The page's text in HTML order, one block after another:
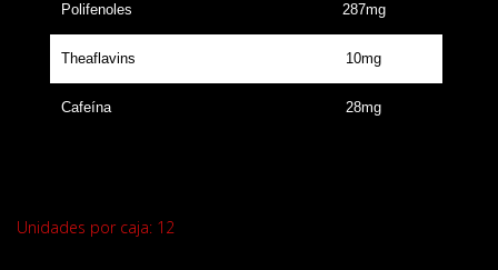
Polifenoles 287mg
Theaflavins 10mg
Cafeína 28mg
Unidades por caja: 12